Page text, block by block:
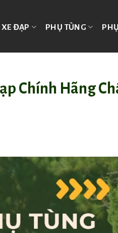
XE ĐẠP PHỤ TÙNG
Chính Hãng